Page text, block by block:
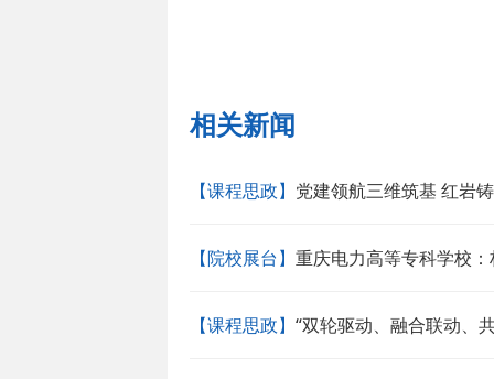
相关新闻
【课程思政】 党建领航三维筑基 红岩
【院校展台】 重庆电力高等专科学校
【课程思政】 “双轮驱动、融合联动、